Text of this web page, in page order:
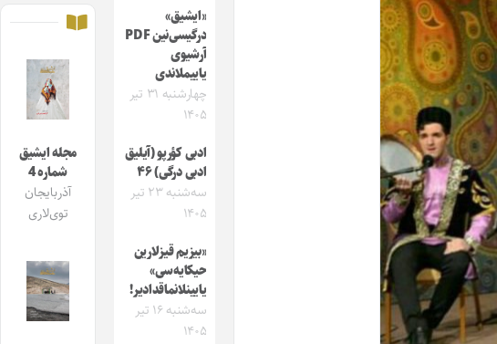
«ایشیق»
درگیسی‌نین PDF
آرشیوی
یاییملاندی
چهارشنبه ۳۱ تیر
۱۴۰۵
ادبی کؤرپو (آیلیق
ادبی درگی) ۴۶
سه‌شنبه ۲۳ تیر
۱۴۰۵
«بیزیم قیزلارین
حیکایه‌سی»
یایینلانماقدادیر!
سه‌شنبه ۱۶ تیر
۱۴۰۵
مجله ایشیق
شماره 4
آذربایجان
توی‌لاری